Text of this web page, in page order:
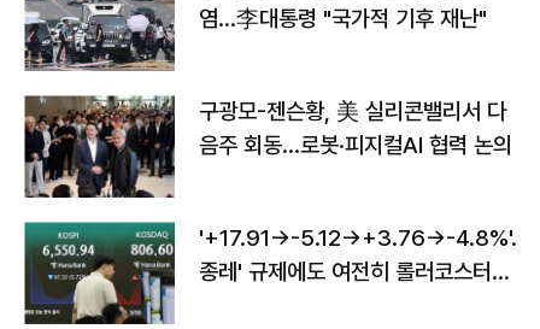
염…李대통령 "국가적 기후 재난"
구광모-젠슨황, 美 실리콘밸리서 다
음주 회동…로봇·피지컬AI 협력 논의
'+17.91→-5.12→+3.76→-4.8%'…'
종레' 규제에도 여전히 롤러코스터